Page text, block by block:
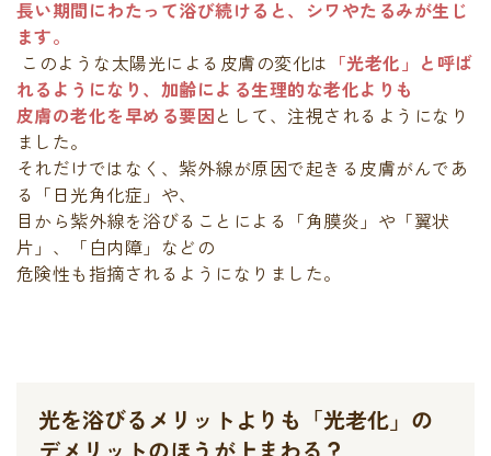
長い期間にわたって浴び続けると、シワやたるみが生じ
ます。
このような太陽光による皮膚の変化は 「光老化」と呼ば
れるようになり、加齢による生理的な老化よりも
皮膚の老化を早める要因として、注視されるようになり
ました。
それだけではなく、紫外線が原因で起きる皮膚がんであ
る「日光角化症」や、
目から紫外線を浴びることによる「角膜炎」や「翼状
片」、「白内障」などの
危険性も指摘されるようになりました。
光を浴びるメリットよりも「光老化」の
デメリットのほうが上まわる？